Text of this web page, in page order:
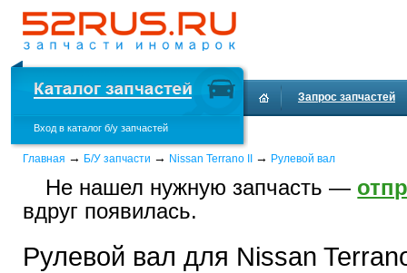
Вход в каталог б/у запчастей
Запрос запчастей
Главная → Б/У запчасти → Nissan Terrano II → Рулевой вал
Не нашел нужную запчасть —
вдруг появилась.
Рулевой вал для Nissan